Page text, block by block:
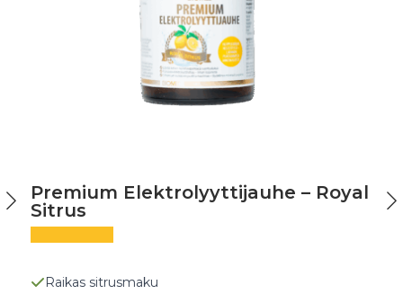
Raikas sitrusmaku
Premium Elektrolyyttijauhe – Royal
Sitrus